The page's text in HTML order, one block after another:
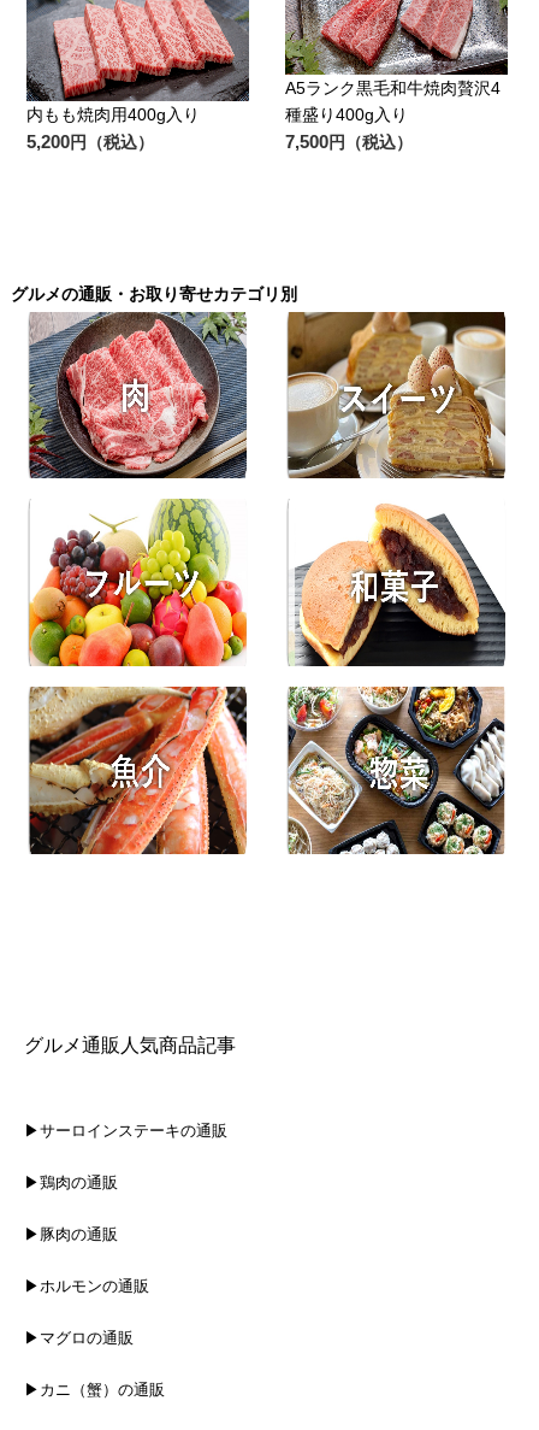
内もも焼肉用400g入り
5,200円（税込）
A5ランク黒毛和牛焼肉贅沢4
種盛り400g入り
7,500円（税込）
グルメの通販・お取り寄せカテゴリ別
グルメ通販人気商品記事
▶サーロインステーキの通販
▶鶏肉の通販
▶豚肉の通販
▶ホルモンの通販
▶マグロの通販
▶カニ（蟹）の通販